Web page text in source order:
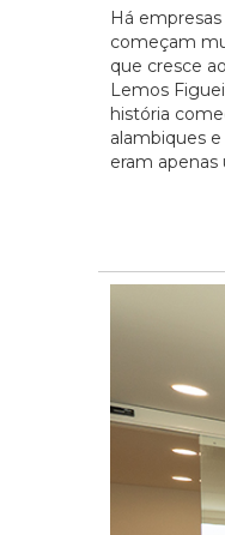
Há
começam
que cresce
Lemos
história
alambiques
eram apenas